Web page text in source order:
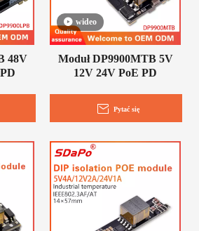
48V
wideo
Moduł DP9900MTB 5V
12V 24V PoE PD
Pytać się